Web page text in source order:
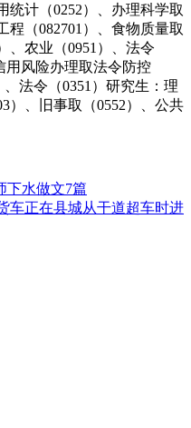
统计（0252）、办理科学取
程（082701）、食物质量取
、农业（0951）、法令
用风险办理取法令防控
、法令（0351）研究生：理
）、旧事取（0552）、公共
下水做文7篇
车正在县城从干道超车时进